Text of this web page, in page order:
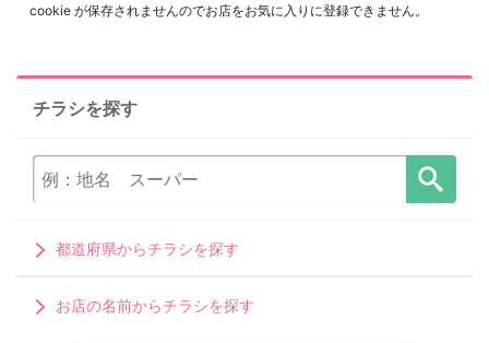
cookie が保存されませんのでお店をお気に入りに登録できません。
チラシを探す
都道府県からチラシを探す
お店の名前からチラシを探す